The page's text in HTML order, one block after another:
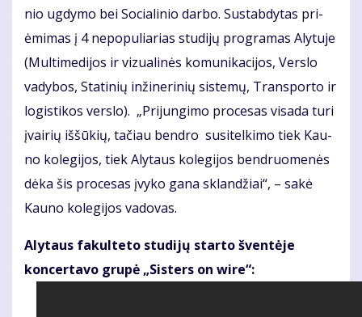
nio ug­dy­mo bei So­cia­li­nio dar­bo. Su­stab­dy­tas pri­
ėmi­mas į 4 ne­po­pu­lia­rias stu­di­jų pro­gra­mas Aly­tu­je
(Mul­ti­me­di­jos ir vi­zu­a­li­nės ko­mu­ni­ka­ci­jos, Ver­slo
va­dy­bos, Sta­ti­nių in­ži­ne­ri­nių sis­te­mų, Trans­por­to ir
lo­gis­ti­kos ver­slo). „Pri­jun­gi­mo pro­ce­sas vi­sa­da tu­ri
įvai­rių iš­šū­kių, ta­čiau ben­dro su­si­tel­ki­mo tiek Kau­
no ko­le­gi­jos, tiek Aly­taus ko­le­gi­jos ben­druo­me­nės
dė­ka šis pro­ce­sas įvy­ko ga­na sklan­džiai“, – sa­kė
Kau­no ko­le­gi­jos va­do­vas.
Alytaus fakulteto studijų starto šventėje
koncertavo grupė „Sisters on wire“: